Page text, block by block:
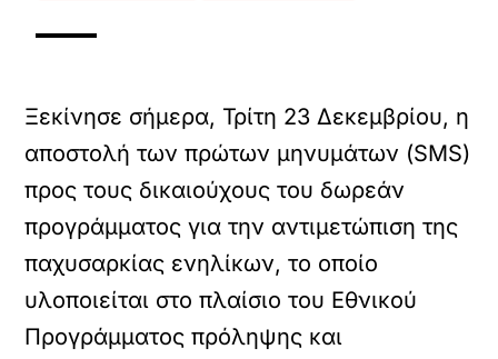
Ξεκίνησε σήμερα, Τρίτη 23 Δεκεμβρίου, η
αποστολή των πρώτων μηνυμάτων (SMS)
προς τους δικαιούχους του δωρεάν
προγράμματος για την αντιμετώπιση της
παχυσαρκίας ενηλίκων, το οποίο
υλοποιείται στο πλαίσιο του Εθνικού
Προγράμματος πρόληψης και